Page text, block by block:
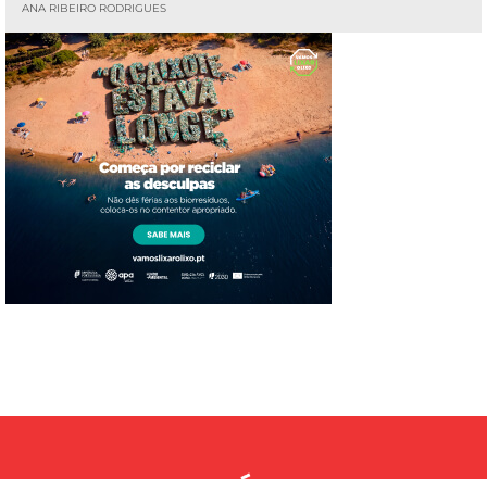
ANA RIBEIRO RODRIGUES